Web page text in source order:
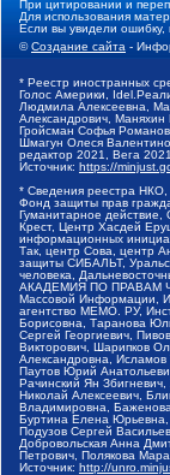
При цитировании и
Для использования
Если вы увидели
©Создание сайта -
* Реестр иностранных
Голос Америки,
Людмила Алексеевна,
Александрович,
Гройсман Софья
Шмагун Олеся
редактор 2021, Вега 2021
Источник: https://
* Сведения реестра НКО,
Фонд защиты прав
Гуманитарное действие,
Крест, Центр Хасдей
информационных
Так, центр Сова, центр
защиты СИБАЛЬТ,
человека,
АКАДЕМИЯ ПО ПРАВАМ
Массовой Информации,
агентство МЕМО. РУ,
Борисовна, Таранова
Сергей Георгиевич,
Викторович, Шарипков
Александровна,
Паутов Юрий
Рачинский Ян
Николай Алексеевич,
Владимировна,
Буртина Елена
Подузов Сергей
Добровольская Анна
Петрович, Полякова
Источник: http://